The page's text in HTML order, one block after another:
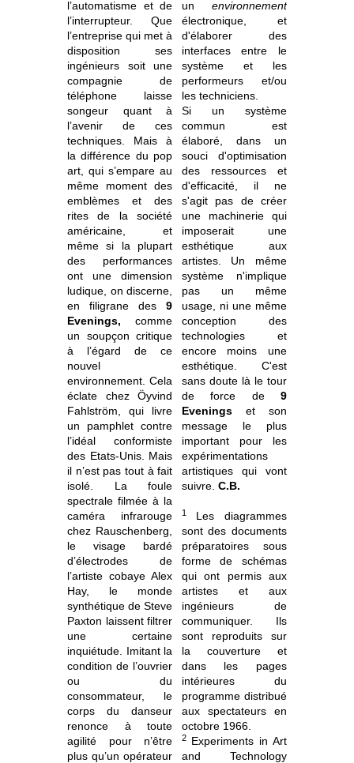
l’automatisme et de
l’interrupteur. Que
l’entreprise qui met à
disposition ses
ingénieurs soit une
compagnie de
téléphone laisse
songeur quant à
l’avenir de ces
techniques. Mais à
la différence du pop
art, qui s’empare au
même moment des
emblèmes et des
rites de la société
américaine, et
même si la plupart
des performances
ont une dimension
ludique, on discerne,
en filigrane des9
Evenings, comme
un soupçon critique
à l’égard de ce
nouvel
environnement. Cela
éclate chez Öyvind
Fahlström, qui livre
un pamphlet contre
l’idéal conformiste
des Etats-Unis. Mais
il n’est pas tout à fait
isolé. La foule
spectrale filmée à la
caméra infrarouge
chez Rauschenberg,
le visage bardé
d’électrodes de
l’artiste cobaye Alex
Hay, le monde
synthétique de Steve
Paxton laissent filtrer
une certaine
inquiétude. Imitant la
condition de l’ouvrier
ou du
consommateur, le
corps du danseur
renonce à toute
agilité pour n’être
plus qu’un opérateur
un environnement
électronique, et
d'élaborer des
interfaces entre le
système et les
performeurs et/ou
les techniciens.
Si un système
commun est
élaboré, dans un
souci d'optimisation
des ressources et
d'efficacité, il ne
s'agit pas de créer
une machinerie qui
imposerait une
esthétique aux
artistes. Un même
système n'implique
pas un même
usage, ni une même
conception des
technologies et
encore moins une
esthétique. C'est
sans doute là le tour
de force de 9
Eveningset son
message le plus
important pour les
expérimentations
artistiques qui vont
suivre. C.B.
1
Les diagrammes
sont des documents
préparatoires sous
forme de schémas
qui ont permis aux
artistes et aux
ingénieurs de
communiquer. Ils
sont reproduits sur
la couverture et
dans les pages
intérieures du
programme distribué
aux spectateurs en
octobre 1966.
2Experiments in Art
and Technology